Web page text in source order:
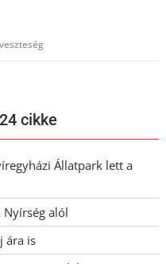
veszteség
cikke
Állatpark lett a
alól
ára is